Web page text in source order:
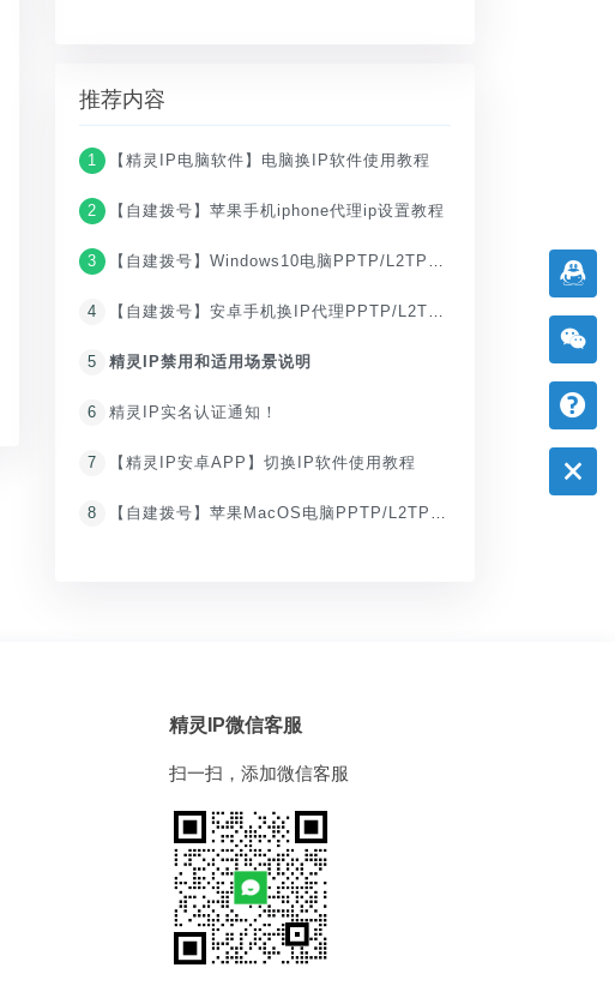
推荐内容
1 【精灵IP电脑软件】电脑换IP软件使用教程
2 【自建拨号】苹果手机iphone代理ip设置教程
3 【自建拨号】Windows10电脑PPTP/L2TP设置IP代理教程
4 【自建拨号】安卓手机换IP代理PPTP/L2TP教程
5 精灵IP禁用和适用场景说明
6 精灵IP实名认证通知！
7 【精灵IP安卓APP】切换IP软件使用教程
8 【自建拨号】苹果MacOS电脑PPTP/L2TP拨号IP代理教程
精灵IP微信客服
扫一扫，添加微信客服